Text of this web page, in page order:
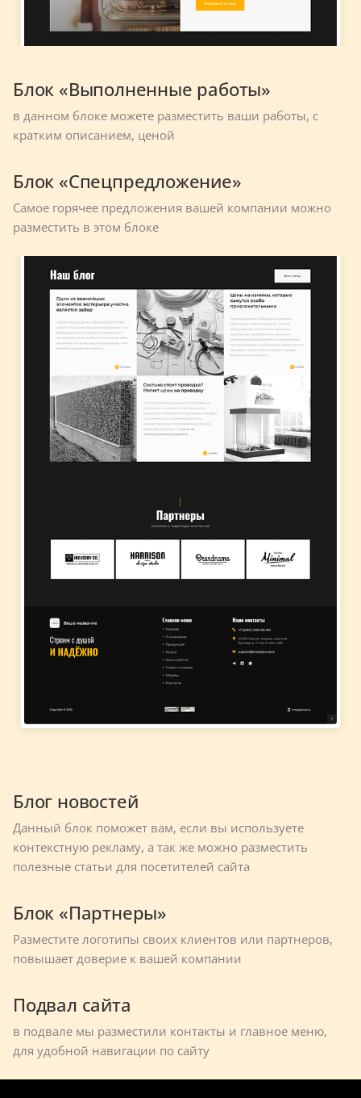
Блок «Выполненные работы»
в данном блоке можете разместить ваши работы, с
кратким описанием, ценой
Блок «Спецпредложение»
Самое горячее предложения вашей компании можно
разместить в этом блоке
Блог новостей
Данный блок поможет вам, если вы используете
контекстную рекламу, а так же можно разместить
полезные статьи для посетителей сайта
Блок «Партнеры»
Разместите логотипы своих клиентов или партнеров,
повышает доверие к вашей компании
Подвал сайта
в подвале мы разместили контакты и главное меню,
для удобной навигации по сайту